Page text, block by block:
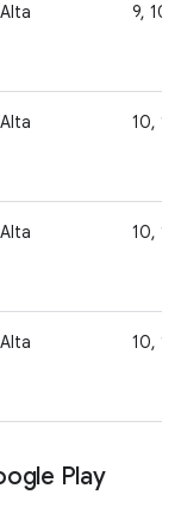
Alta 9, 10,
Alta 10,
Alta 10, 11
Alta 10,
Play